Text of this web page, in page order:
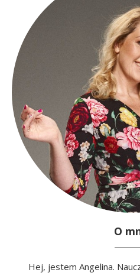
O
Hej, jestem Angelina.